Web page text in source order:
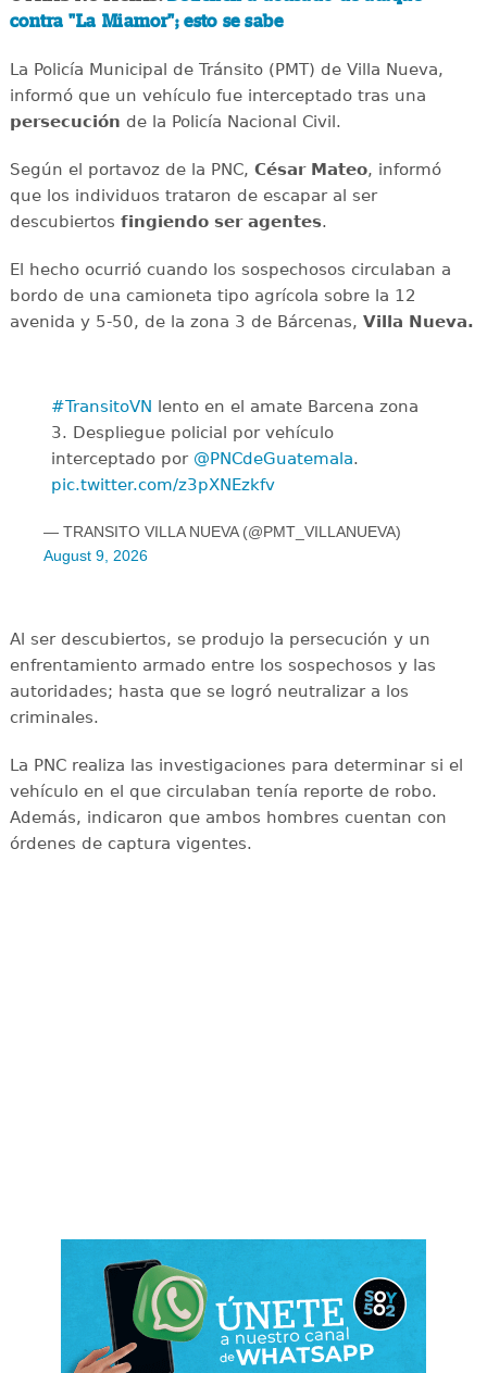
contra "La Miamor"; esto se sabe
La Policía Municipal de Tránsito (PMT) de Villa Nueva,
informó que un vehículo fue interceptado tras una
persecución de la Policía Nacional Civil.
Según el portavoz de la PNC, César Mateo, informó
que los individuos trataron de escapar al ser
descubiertos fingiendo ser agentes.
El hecho ocurrió cuando los sospechosos circulaban a
bordo de una camioneta tipo agrícola sobre la 12
avenida y 5-50, de la zona 3 de Bárcenas, Villa Nueva.
#TransitoVN lento en el amate Barcena zona
3. Despliegue policial por vehículo
interceptado por @PNCdeGuatemala.
pic.twitter.com/z3pXNEzkfv
— TRANSITO VILLA NUEVA (@PMT_VILLANUEVA)
August 9, 2026
Al ser descubiertos, se produjo la persecución y un
enfrentamiento armado entre los sospechosos y las
autoridades; hasta que se logró neutralizar a los
criminales.
La PNC realiza las investigaciones para determinar si el
vehículo en el que circulaban tenía reporte de robo.
Además, indicaron que ambos hombres cuentan con
órdenes de captura vigentes.